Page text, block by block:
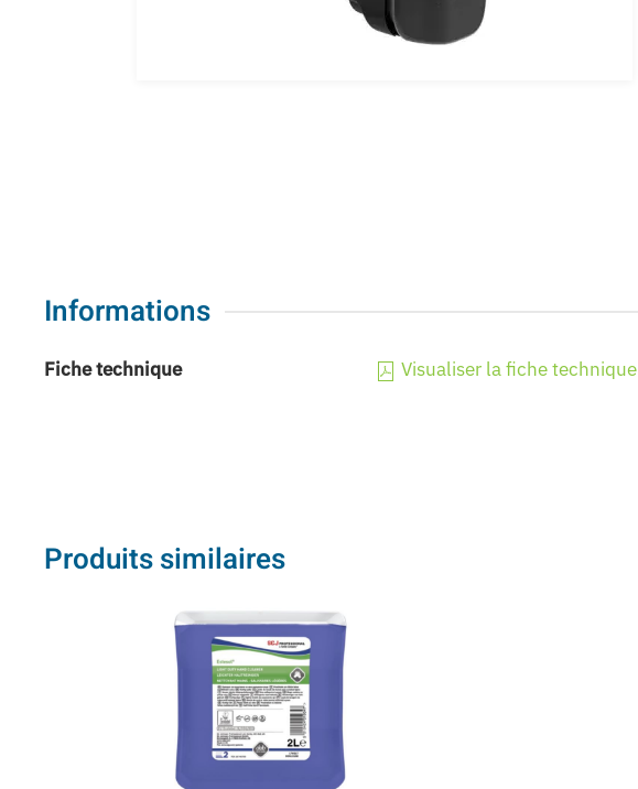
Informations
Fiche technique Visualiser la fiche technique
Produits similaires